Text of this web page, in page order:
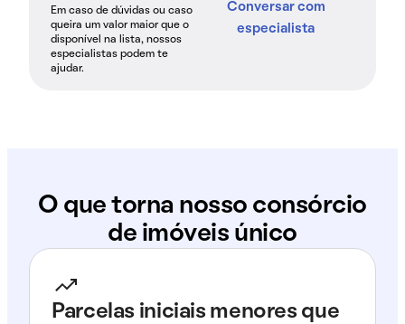
Em caso de dúvidas ou caso
queira um valor maior que o
disponível na lista, nossos
especialistas podem te
ajudar.
Conversar com
especialista
O que torna nosso consórcio
de imóveis único
Parcelas iniciais menores que